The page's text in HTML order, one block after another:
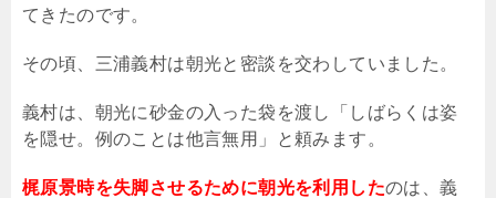
てきたのです。
その頃、三浦義村は朝光と密談を交わしていました。
義村は、朝光に砂金の入った袋を渡し「しばらくは姿
を隠せ。例のことは他言無用」と頼みます。
梶原景時を失脚させるために朝光を利用したのは、義